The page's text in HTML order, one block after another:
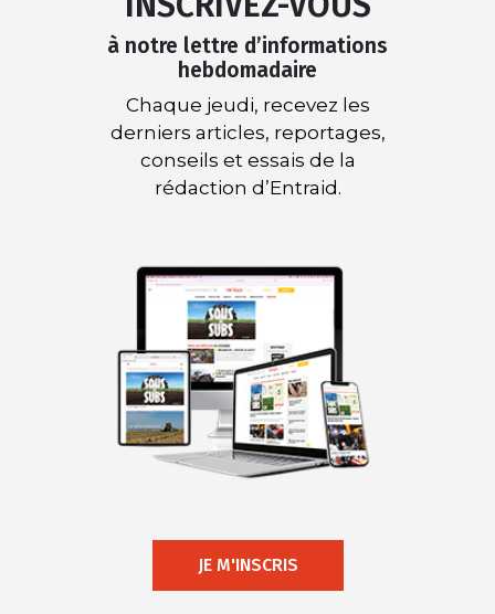
à notre lettre d’informations
hebdomadaire
Chaque jeudi, recevez les
derniers articles, reportages,
conseils et essais de la
rédaction d’Entraid.
JE M'INSCRIS